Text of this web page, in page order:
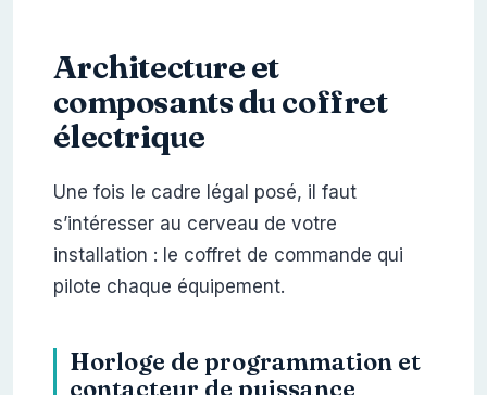
Architecture et
composants du coffret
électrique
Une fois le cadre légal posé, il faut
s’intéresser au cerveau de votre
installation : le coffret de commande qui
pilote chaque équipement.
Horloge de programmation et
contacteur de puissance